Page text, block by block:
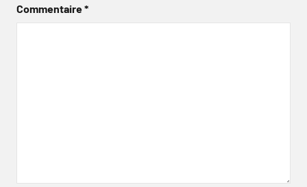
Commentaire*